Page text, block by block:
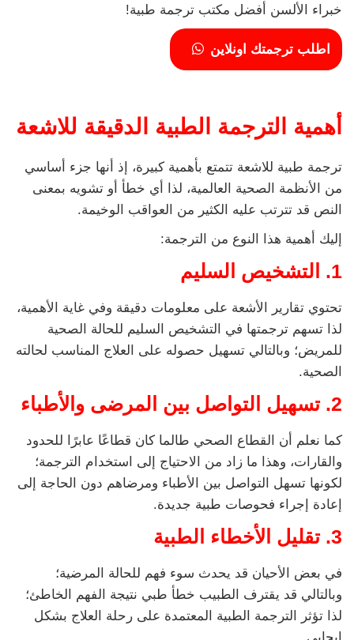
خبراء الألسن أفضل مكتب ترجمة طبية!
اطلب ترجمتك اونلاين
أهمية الترجمة الطبية الدقيقة للاشعة
ترجمة طبية للاشعة تتمتع بأهمية كبيرة، إذ أنها جزء أساسي
من الأنظمة الصحية العالمية، لذا أي خطأ أو تشويه بمعنى
النص قد تترتب عليه الكثير من العواقب الوخيمة.
إليك أهمية هذا النوع من الترجمة:
1. التشخيص السليم
تحتوي تقارير الأشعة على معلومات دقيقة وفي غاية الأهمية،
لذا تسهم ترجمتها في التشخيص السليم للحالة الصحية
للمريض؛ وبالتالي تسهيل حصوله على العلاج المناسب لحالته
الصحية.
2. تسهيل التواصل بين المرضى والأطباء
كما نعلم أن القطاع الصحي طالما كان قطاعًا عابرًا للحدود
والقارات، وهذا ما زاد من الاحتياج إلى استخدام الترجمة؛
لكونها تسهل التواصل بين الأطباء ومرضاهم دون الحاجة إلى
إعادة إجراء فحوصات طبية جديدة.
3. تقليل الأخطاء الطبية
في بعض الأحيان قد يحدث سوء فهم للحالة المرضية؛
وبالتالي قد يقترف الطبيب خطأ طبي نتيجة الفهم الخاطئ؛
لذا تؤثر الترجمة الطبية المعتمدة على رحلة العلاج بشكل
إيجابي.